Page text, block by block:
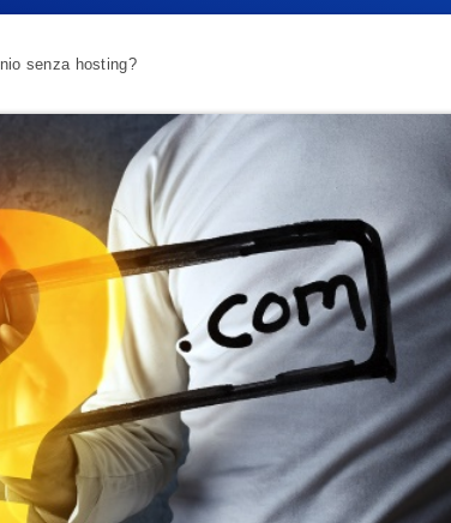
senza hosting?